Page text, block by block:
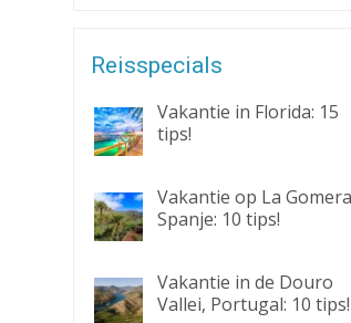
Reisspecials
Vakantie in Florida: 15
tips!
Vakantie op La
Spanje: 10 tips!
Vakantie in de Douro
Vallei, Portugal: 10 tips!